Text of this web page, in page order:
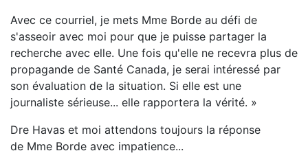
Avec ce courriel, je mets Mme Borde au défi de
s'asseoir avec moi pour que je puisse partager la
recherche avec elle. Une fois qu'elle ne recevra plus de
propagande de Santé Canada, je serai intéressé par
son évaluation de la situation. Si elle est une
journaliste sérieuse... elle rapportera la vérité. »
Dre Havas et moi attendons toujours la réponse
de Mme Borde avec impatience...